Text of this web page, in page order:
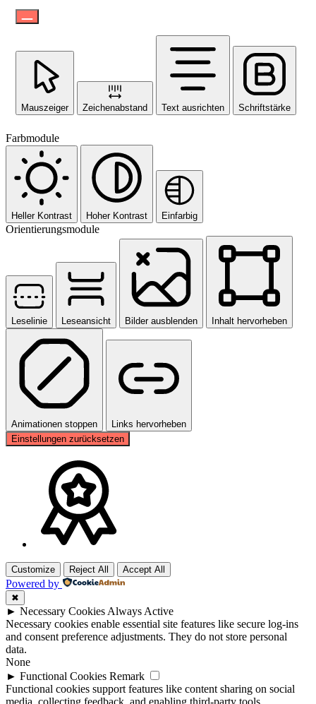
Mauszeiger Zeichenabstand Text ausrichten Schriftstärke
Farbmodule
Heller Kontrast Hoher Kontrast Einfarbig
Orientierungsmodule
Leselinie Leseansicht Bilder ausblenden Inhalt hervorheben
Animationen stoppen
Links hervorheben
Einstellungen zurücksetzen
Customize Reject All Accept All
Powered by
✖
► Necessary Cookies Always Active
Necessary cookies enable essential site features like secure log-ins
and consent preference adjustments. They do not store personal
data.
None
► Functional Cookies Remark
Functional cookies support features like content sharing on social